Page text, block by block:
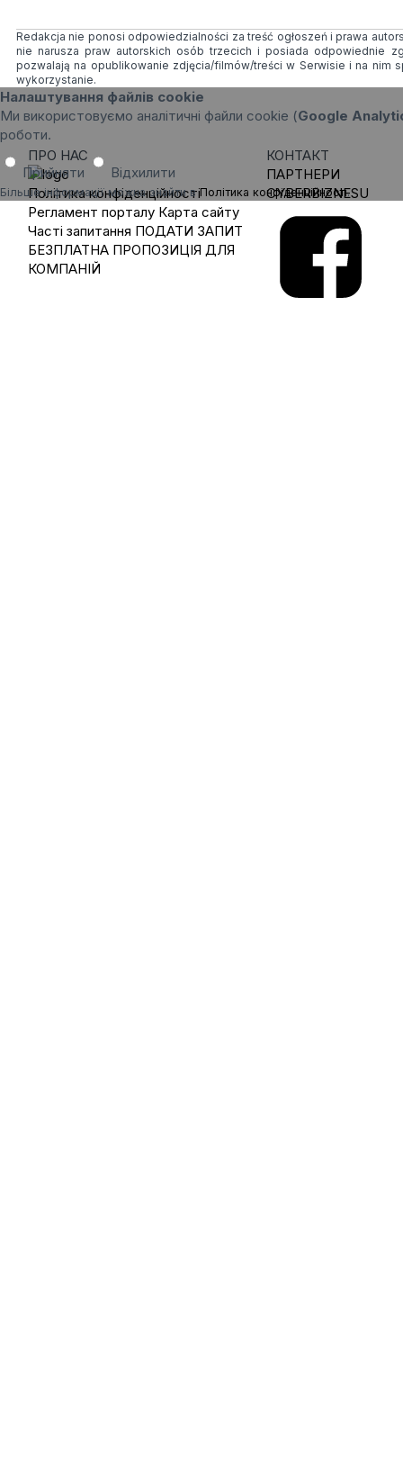
Redakcja nie ponosi odpowiedzialności za treść ogłoszeń i prawa
nie narusza praw autorskich osób trzecich i posiada odpowiednie
pozwalają na opublikowanie zdjęcia/filmów/treści w Serwisie i na nim
wykorzystanie.
Налаштування файлів cookie
Ми використовуємо аналітичні файли cookie (Google
роботи.
Прийняти Відхилити
Більше інформації можна знайти вПолітика конфіденційності.
ПРО НАС
Політика конфіденційності
Регламент порталу Карта сайту
Часті запитання ПОДАТИ ЗАПИТ
БЕЗПЛАТНА ПРОПОЗИЦІЯ ДЛЯ
КОМПАНІЙ
КОНТАКТ
ПАРТНЕРИ
CYBERBIZNESU